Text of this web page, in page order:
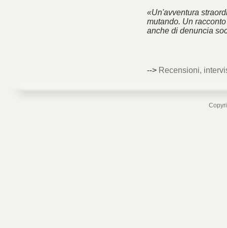
«Un'avventura
mutando. Un
anche di denuncia
--> Recensioni,